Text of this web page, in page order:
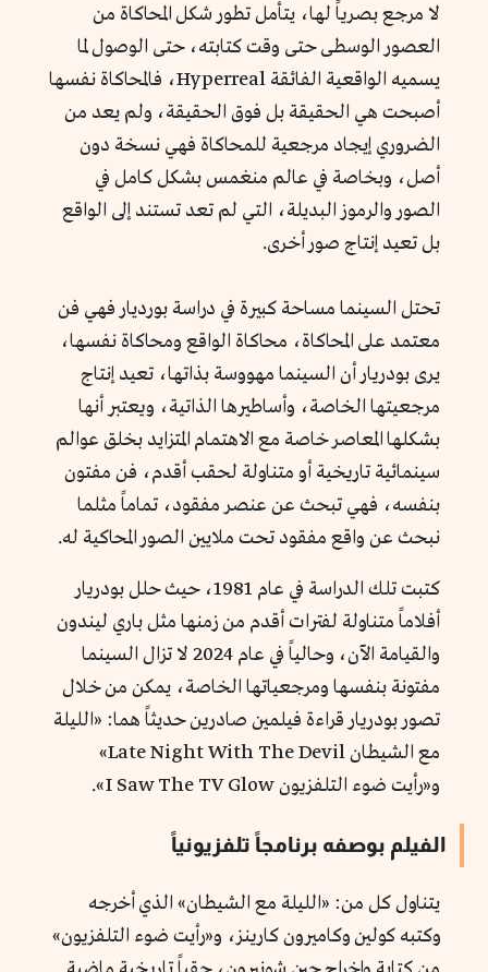
لا مرجع بصرياً لها، يتأمل تطور شكل المحاكاة من
العصور الوسطى حتى وقت كتابته، حتى الوصول لما
يسميه الواقعية الفائقة Hyperreal، فالمحاكاة نفسها
أصبحت هي الحقيقة بل فوق الحقيقة، ولم يعد من
الضروري إيجاد مرجعية للمحاكاة فهي نسخة دون
أصل، وبخاصة في عالم منغمس بشكل كامل في
الصور والرموز البديلة، التي لم تعد تستند إلى الواقع
بل تعيد إنتاج صور أخرى.
تحتل السينما مساحة كبيرة في دراسة بورديار فهي فن
معتمد على المحاكاة، محاكاة الواقع ومحاكاة نفسها،
يرى بودريار أن السينما مهووسة بذاتها، تعيد إنتاج
مرجعيتها الخاصة، وأساطيرها الذاتية، ويعتبر أنها
بشكلها المعاصر خاصة مع الاهتمام المتزايد بخلق عوالم
سينمائية تاريخية أو متناولة لحقب أقدم، فن مفتون
بنفسه، فهي تبحث عن عنصر مفقود، تماماً مثلما
نبحث عن واقع مفقود تحت ملايين الصور المحاكية له.
كتبت تلك الدراسة في عام 1981، حيث حلل بودريار
أفلاماً متناولة لفترات أقدم من زمنها مثل باري ليندون
والقيامة الآن، وحالياً في عام 2024 لا تزال السينما
مفتونة بنفسها ومرجعياتها الخاصة، يمكن من خلال
تصور بودريار قراءة فيلمين صادرين حديثاً هما: «الليلة
مع الشيطان Late Night With The Devil»
و«رأيت ضوء التلفزيون I Saw The TV Glow».
الفيلم بوصفه برنامجاً تلفزيونياً
يتناول كل من: «الليلة مع الشيطان» الذي أخرجه
وكتبه كولين وكاميرون كارينز، و«رأيت ضوء التلفزيون»